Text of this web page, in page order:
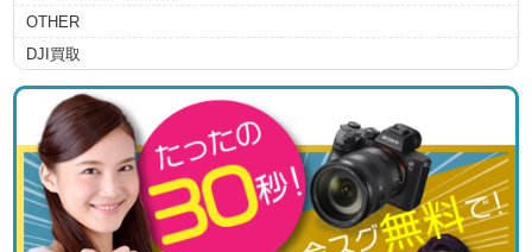
OTHER
DJI買取